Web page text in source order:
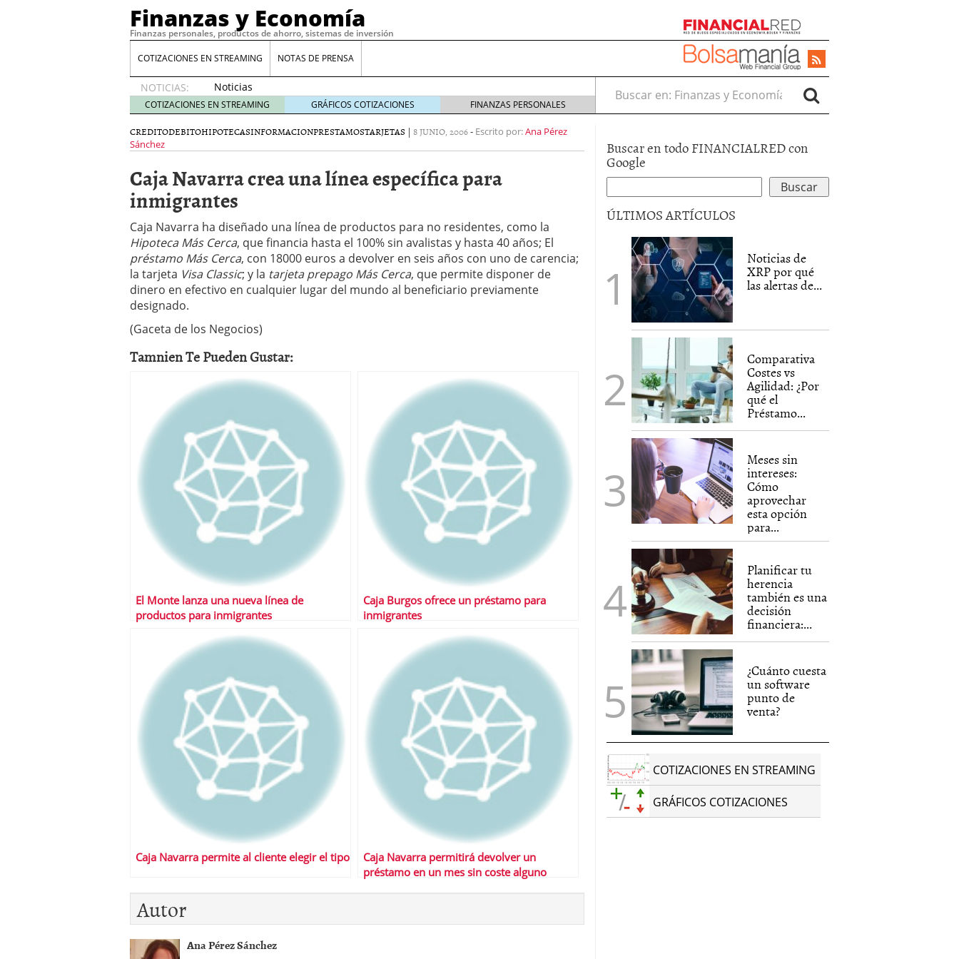
Finanzas y Economía
Finanzas personales, productos de ahorro, sistemas de inversión
COTIZACIONES EN STREAMING NOTAS DE PRENSA
NOTICIAS:
Noticias
de XRP
por qué
las
whales
suelen
llegar
de abril
de 2026
Comparativa Costes vs Agilidad: ¿Por qué el Préstamo Promotor privado
acelera la rentabilidad? 12 de diciembre de 2025
Meses sin intereses: Cómo aprovechar esta opción para gestionar tus
24 de noviembre de 2025
a los costes 21 de noviembre de 2025
COTIZACIONES EN STREAMING GRÁFICOS COTIZACIONES FINANZAS PERSONALES
Buscar en:
CREDITODEBITOHIPOTECASINFORMACIONPRESTAMOSTARJETAS | 8 JUNIO, 2006- Escrito por:Ana Pérez
Sánchez
Caja Navarra crea una línea específica para
inmigrantes
Caja Navarra ha diseñado una línea de productos para no residentes, como la
Hipoteca Más Cerca, que financia hasta el 100% sin avalistas y hasta 40 años; El
préstamo Más Cerca, con 18000 euros a devolver en seis años con uno de carencia;
la tarjeta Visa Classic; y la tarjeta prepago Más Cerca, que permite disponer de
dinero en efectivo en cualquier lugar del mundo al beneficiario previamente
designado.
(Gaceta de los Negocios)
Tamnien Te Pueden Gustar:
El Monte lanza una nueva línea de
productos para inmigrantes
Caja Burgos ofrece un préstamo para
inmigrantes
Caja Navarra permite al cliente elegir el tipo
Caja Navarra permitirá devolver un
préstamo en un mes sin coste alguno
Autor
Ana Pérez Sánchez
Buscar en todo FINANCIALRED con
Google
ÚLTIMOS ARTÍCULOS
Noticias de
XRP por qué
las alertas de...
Comparativa
Costes vs
Agilidad: ¿Por
qué el
Préstamo...
Meses sin
intereses:
Cómo
aprovechar
esta opción
para...
Planificar tu
herencia
también es una
decisión
financiera:...
¿Cuánto cuesta
un software
punto de
venta?
COTIZACIONES EN STREAMING
GRÁFICOS COTIZACIONES